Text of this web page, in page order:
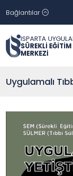
Bağlantılar
ISPARTA
SÜREKLİ
MERKEZİ
Uygulamalı